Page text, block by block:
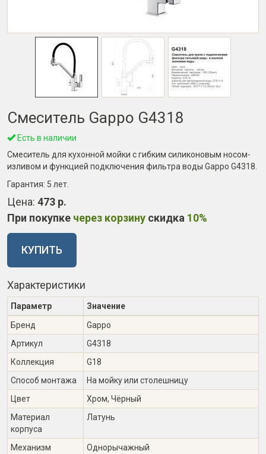
Смеситель Gappo G4318
Есть в наличии
Смеситель для кухонной мойки с гибким силиконовым носом-
изливом и функцией подключения фильтра воды Gappo G4318.
Гарантия: 5 лет
Цена: 473 р.
При покупке через корзину скидка 10%
КУПИТЬ
Характеристики
Параметр
Значение
Бренд
Gappo
Артикул
G4318
Коллекция
G18
Способ монтажа
На мойку или столешницу
Цвет
Хром, Чёрный
Материал
корпуса
Латунь
Механизм
Однорычажный